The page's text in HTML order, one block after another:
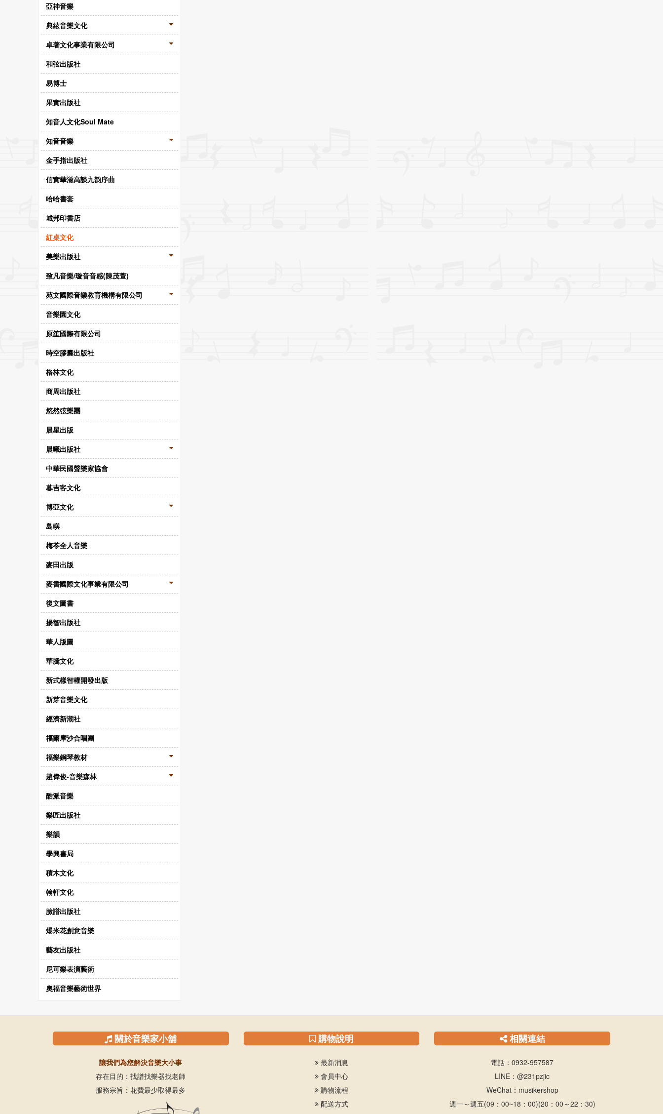
亞神音樂
典絃音樂文化
卓著文化事業有限公司
和弦出版社
易博士
果實出版社
知音人文化Soul Mate
知音音樂
金手指出版社
信實華滋高談九韵序曲
哈哈書套
城邦印書店
紅桌文化
美樂出版社
致凡音樂/璇音音感(陳茂萱)
苑文國際音樂教育機構有限公司
音樂園文化
原笙國際有限公司
時空膠囊出版社
格林文化
商周出版社
悠然弦樂團
晨星出版
晨曦出版社
中華民國聲樂家協會
暮吉客文化
博亞文化
島嶼
梅苓全人音樂
麥田出版
麥書國際文化事業有限公司
復文圖書
揚智出版社
華人版圖
華騰文化
新式樣智權開發出版
新芽音樂文化
經濟新潮社
福爾摩沙合唱團
福樂鋼琴教材
趙偉俊-音樂森林
酷派音樂
樂匠出版社
樂韻
學興書局
積木文化
翰軒文化
臉譜出版社
爆米花創意音樂
藝友出版社
尼可樂表演藝術
奧福音樂藝術世界
關於音樂家小舖
讓我們為您解決音樂大小事
存在目的：找譜找樂器找老師
服務宗旨：花費最少取得最多
購物說明
最新消息
會員中心
購物流程
配送方式
相關連結
電話：0932-957587
LINE：@231pzjic
WeChat：musikershop
週一～週五(09：00~18：00)(20：00～22：30)